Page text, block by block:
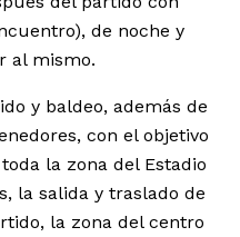
de noche y
al mismo.
y baldeo, además de
con el objetivo
la zona del Estadio
la salida y traslado de
la zona del centro